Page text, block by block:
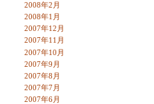
2008年2月
2008年1月
2007年12月
2007年11月
2007年10月
2007年9月
2007年8月
2007年7月
2007年6月